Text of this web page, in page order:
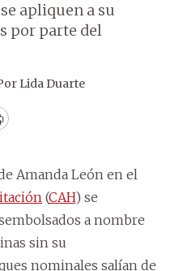
apliquen a su
por parte del
Lida Duarte
Amanda León en el
(CAH) se
a nombre
sin su
nominales salían de